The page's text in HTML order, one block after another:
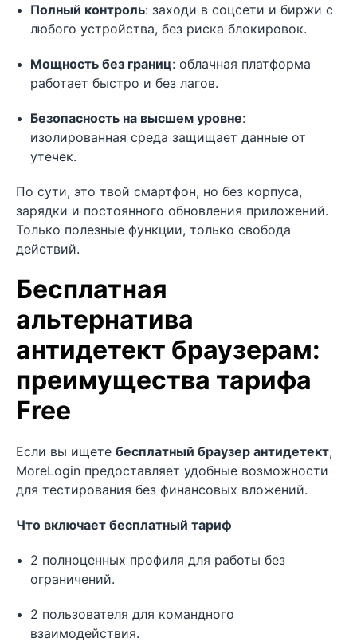
Полный контроль: заходи в соцсети и биржи с
любого устройства, без риска блокировок.
Мощность без границ: облачная платформа
работает быстро и без лагов.
Безопасность на высшем уровне:
изолированная среда защищает данные от
утечек.
По сути, это твой смартфон, но без корпуса,
зарядки и постоянного обновления приложений.
Только полезные функции, только свобода
действий.
Бесплатная
альтернатива
антидетект браузерам:
преимущества тарифа
Free
Если вы ищете бесплатный браузер антидетект,
MoreLogin предоставляет удобные возможности
для тестирования без финансовых вложений.
Что включает бесплатный тариф
2 полноценных профиля для работы без
ограничений.
2 пользователя для командного
взаимодействия.